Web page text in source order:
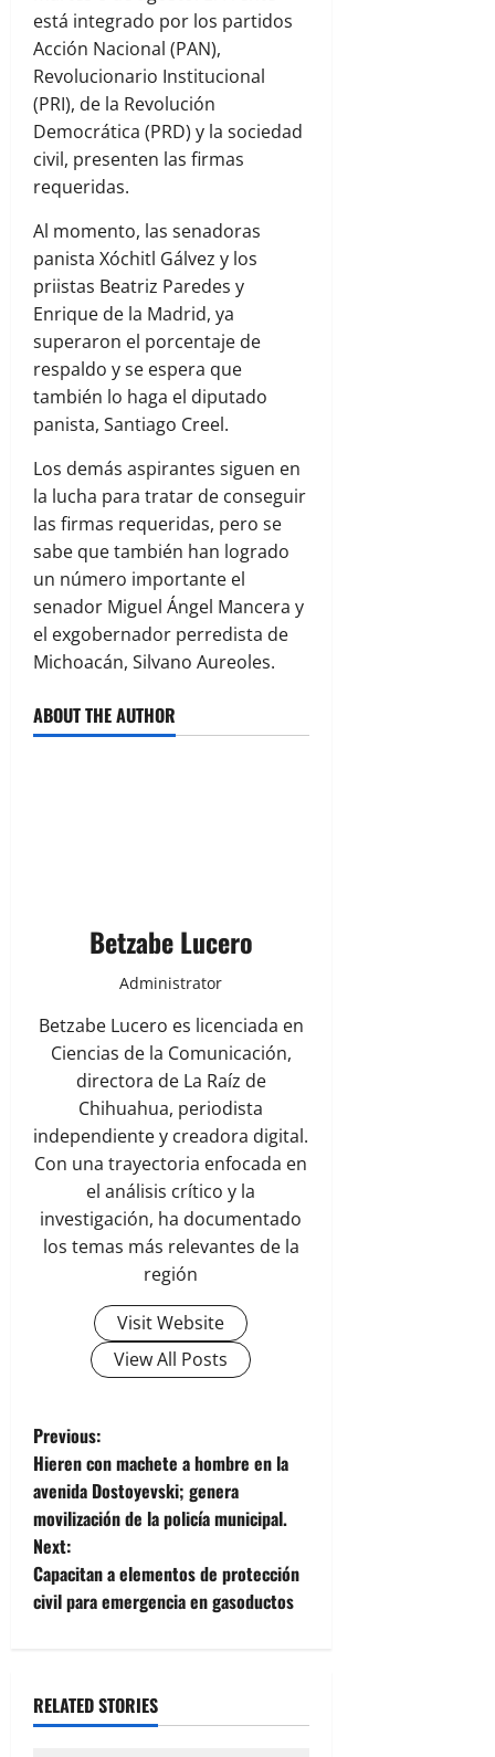
está integrado por los partidos
Acción Nacional (PAN),
Revolucionario Institucional
(PRI), de la Revolución
Democrática (PRD) y la sociedad
civil, presenten las firmas
requeridas.
Al momento, las senadoras
panista Xóchitl Gálvez y los
priistas Beatriz Paredes y
Enrique de la Madrid, ya
superaron el porcentaje de
respaldo y se espera que
también lo haga el diputado
panista, Santiago Creel.
Los demás aspirantes siguen en
la lucha para tratar de conseguir
las firmas requeridas, pero se
sabe que también han logrado
un número importante el
senador Miguel Ángel Mancera y
el exgobernador perredista de
Michoacán, Silvano Aureoles.
ABOUT THE AUTHOR
Betzabe Lucero
Administrator
Betzabe Lucero es licenciada en
Ciencias de la Comunicación,
directora de La Raíz de
Chihuahua, periodista
independiente y creadora digital.
Con una trayectoria enfocada en
el análisis crítico y la
investigación, ha documentado
los temas más relevantes de la
región
Visit Website
View All Posts
P
o
s
t
v
Previous:
Hieren con machete a hombre en la
avenida Dostoyevski; genera
movilización de la policía municipal.
Next:
Capacitan a elementos de protección
civil para emergencia en gasoductos
RELATED STORIES